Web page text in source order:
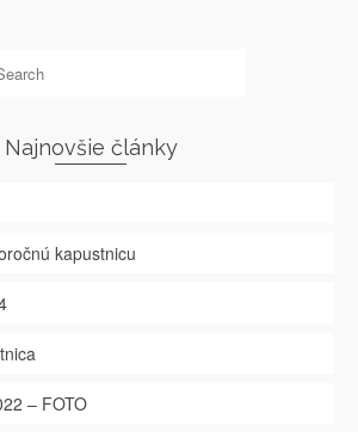
Najnovšie články
kapustnicu
– FOTO